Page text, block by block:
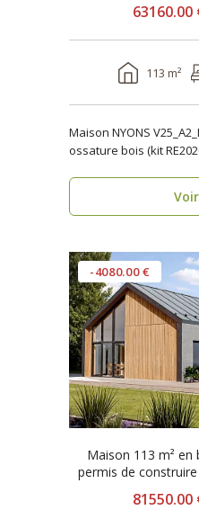
63160.00
113 m²
Maison NYONS
ossature bois (kit
-4080.00 €
Maison 113 m² en
permis de construire
81550.00